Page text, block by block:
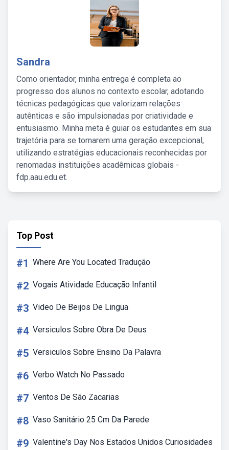
Sandra
Como orientador, minha entrega é completa ao
progresso dos alunos no contexto escolar, adotando
técnicas pedagógicas que valorizam relações
autênticas e são impulsionadas por criatividade e
entusiasmo. Minha meta é guiar os estudantes em sua
trajetória para se tornarem uma geração excepcional,
utilizando estratégias educacionais reconhecidas por
renomadas instituições acadêmicas globais -
fdp.aau.edu.et.
Top Post
#1 Where Are You Located Tradução
#2 Vogais Atividade Educação Infantil
#3 Video De Beijos De Lingua
#4 Versiculos Sobre Obra De Deus
#5 Versiculos Sobre Ensino Da Palavra
#6 Verbo Watch No Passado
#7 Ventos De São Zacarias
#8 Vaso Sanitário 25 Cm Da Parede
#9 Valentine's Day Nos Estados Unidos Curiosidades